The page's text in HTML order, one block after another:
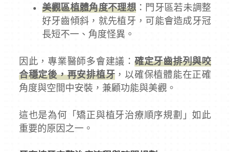
美觀區植體角度不理想：門牙區若未調整
好牙齒傾斜，就先植牙，可能會造成牙冠
長短不一、角度怪異。
因此，專業醫師多會建議： 確定牙齒排列與咬
合穩定後，再安排植牙 ，以確保植體能在正確
角度與空間中安裝，兼顧功能與美觀。
這也是為何「矯正與植牙治療順序規劃」如此
重要的原因之一。